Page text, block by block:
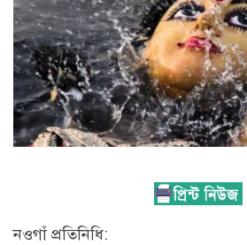
নওগাঁ প্রতিনিধি: